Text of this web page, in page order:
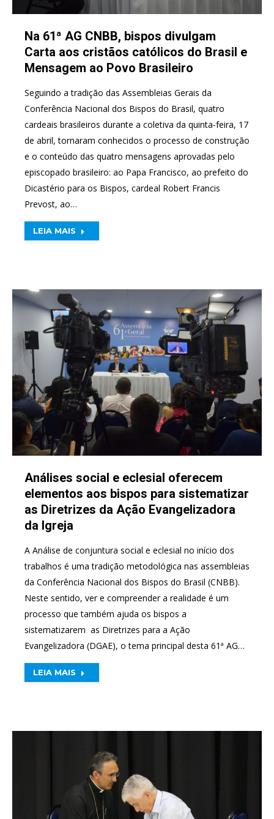
Na 61ª AG CNBB, bispos divulgam
Carta aos cristãos católicos do Brasil e
Mensagem ao Povo Brasileiro
Seguindo a tradição das Assembleias Gerais da
Conferência Nacional dos Bispos do Brasil, quatro
cardeais brasileiros durante a coletiva da quinta-feira, 17
de abril, tornaram conhecidos o processo de construção
e o conteúdo das quatro mensagens aprovadas pelo
episcopado brasileiro: ao Papa Francisco, ao prefeito do
Dicastério para os Bispos, cardeal Robert Francis
Prevost, ao…
LEIA MAIS
Análises social e eclesial oferecem
elementos aos bispos para sistematizar
as Diretrizes da Ação Evangelizadora
da Igreja
A Análise de conjuntura social e eclesial no início dos
trabalhos é uma tradição metodológica nas assembleias
da Conferência Nacional dos Bispos do Brasil (CNBB).
Neste sentido, ver e compreender a realidade é um
processo que também ajuda os bispos a
sistematizarem as Diretrizes para a Ação
Evangelizadora (DGAE), o tema principal desta 61ª AG…
LEIA MAIS